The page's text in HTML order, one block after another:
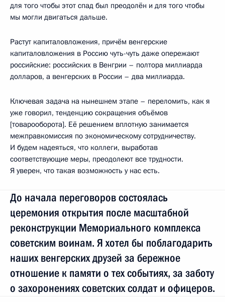
для того чтобы этот спад был преодолён и для того чтобы
мы могли двигаться дальше.
Растут капиталовложения, причём венгерские
капиталовложения в Россию чуть-чуть даже опережают
российские: российских в Венгрии – полтора миллиарда
долларов, а венгерских в России – два миллиарда.
Ключевая задача на нынешнем этапе – переломить, как я
уже говорил, тенденцию сокращения объёмов
[товарооборота]. Её решением вплотную занимается
межправкомиссия по экономическому сотрудничеству.
И будем надеяться, что коллеги, выработав
соответствующие меры, преодолеют все трудности.
Я уверен, что такая возможность у нас есть.
До начала переговоров состоялась
церемония открытия после масштабной
реконструкции Мемориального комплекса
советским воинам. Я хотел бы поблагодарить
наших венгерских друзей за бережное
отношение к памяти о тех событиях, за заботу
о захоронениях советских солдат и офицеров.